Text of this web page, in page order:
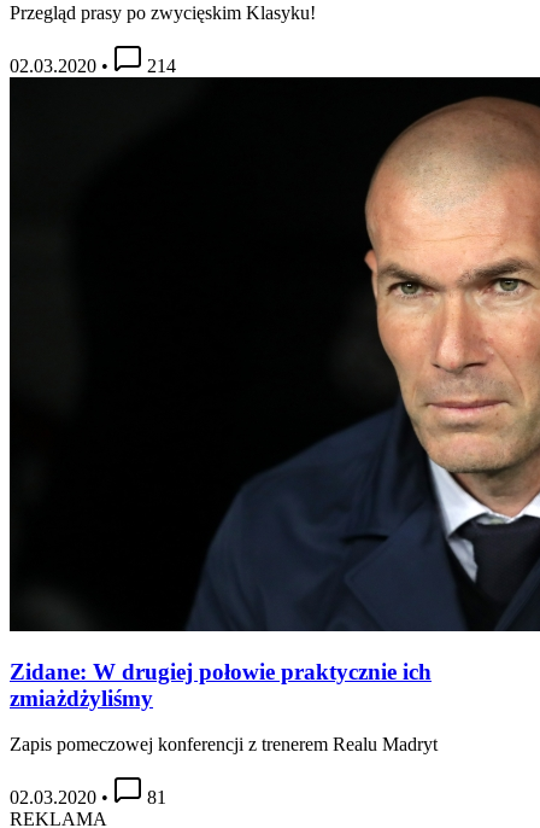
Przegląd prasy po zwycięskim Klasyku!
02.03.2020 • 214
Zidane: W drugiej połowie praktycznie ich
zmiażdżyliśmy
Zapis pomeczowej konferencji z trenerem Realu Madryt
02.03.2020 •
81
REKLAMA